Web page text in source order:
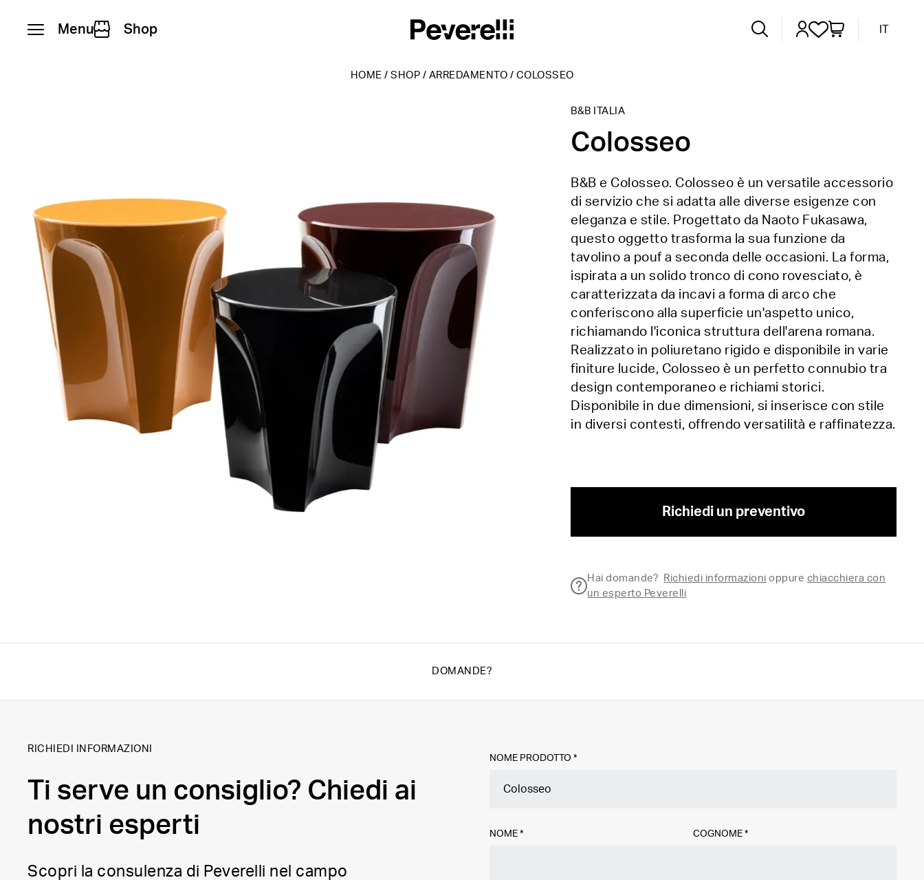
Menu Shop IT
HOME / SHOP / ARREDAMENTO / COLOSSEO
B&B ITALIA
Colosseo
B&B e Colosseo. Colosseo è un versatile accessorio
di servizio che si adatta alle diverse esigenze con
eleganza e stile. Progettato da Naoto Fukasawa,
questo oggetto trasforma la sua funzione da
tavolino a pouf a seconda delle occasioni. La forma,
ispirata a un solido tronco di cono rovesciato, è
caratterizzata da incavi a forma di arco che
conferiscono alla superficie un'aspetto unico,
richiamando l'iconica struttura dell'arena romana.
Realizzato in poliuretano rigido e disponibile in varie
finiture lucide, Colosseo è un perfetto connubio tra
design contemporaneo e richiami storici.
Disponibile in due dimensioni, si inserisce con stile
in diversi contesti, offrendo versatilità e raffinatezza.
Richiedi un preventivo
Hai domande? Richiedi informazioni oppure chiacchiera con
un esperto Peverelli
DOMANDE?
RICHIEDI INFORMAZIONI
Ti serve un consiglio? Chiedi ai
nostri esperti
Scopri la consulenza di Peverelli nel campo
NOME PRODOTTO *
NOME * COGNOME *